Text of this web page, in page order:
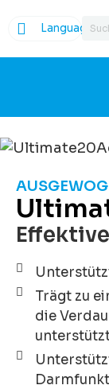
Language
Trägt zu
die